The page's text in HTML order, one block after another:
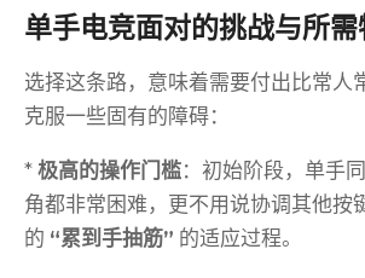
单手电竞面对的挑战与所需
选择这条路，意味着需要付出比常人
克服一些固有的障碍：
* 极高的操作门槛：初始阶段，单手
角都非常困难，更不用说协调其他按
的 “累到手抽筋” 的适应过程。